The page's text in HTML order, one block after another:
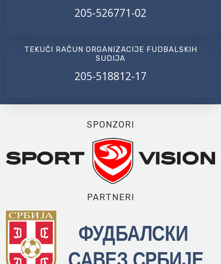
205-526771-02
TEKUĆI RAČUN ORGANIZACIJE FUDBALSKIH
SUDIJA
205-518812-17
SPONZORI
PARTNERI